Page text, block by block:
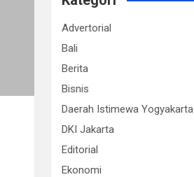
Advertorial
Bali
Berita
Bisnis
Daerah Istimewa Yogyakarta
DKI Jakarta
Editorial
Ekonomi